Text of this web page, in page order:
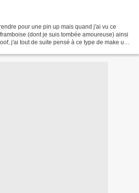
pour une pin up mais quand j'ai vu ce
(dont je suis tombée amoureuse) ainsi
j'ai tout de suite pensé à ce type de make up.